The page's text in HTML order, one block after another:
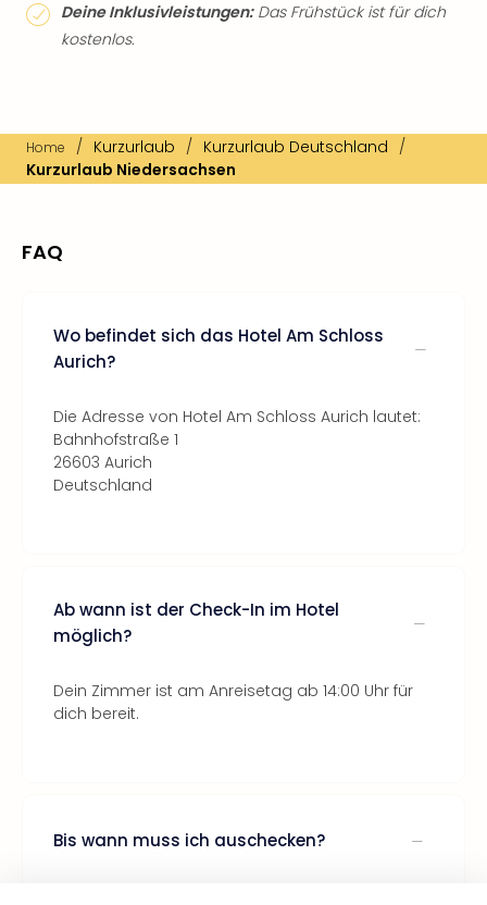
Deine Inklusivleistungen:Das Frühstück ist für dich
kostenlos.
Home / Kurzurlaub / Kurzurlaub Deutschland /
Kurzurlaub Niedersachsen
FAQ
Wo befindet sich das Hotel Am Schloss
Aurich?
Die Adresse von Hotel Am Schloss Aurich lautet:
Bahnhofstraße 1
26603 Aurich
Deutschland
Ab wann ist der Check-In im Hotel
möglich?
Dein Zimmer ist am Anreisetag ab 14:00 Uhr für
dich bereit.
Bis wann muss ich auschecken?